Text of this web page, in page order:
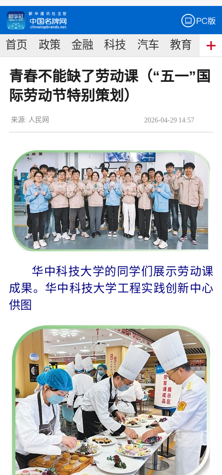
首页 政策 金融 科技 汽车 教育 食
青春不能缺了劳动课（“五一”国
际劳动节特别策划）
2026-04-29 14:57
来源: 人民网
华中科技大学的同学们展示劳动课
成果。华中科技大学工程实践创新中心
供图